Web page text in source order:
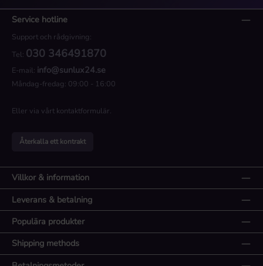
Service hotline
Support och rådgivning:
Tel: 030 346491870
E-mail: info@sunlux24.se
Måndag-fredag: 09:00 - 16:00
Eller via vårt kontaktformulär.
Återkalla ett kontrakt
Villkor & information
Leverans & betalning
Populära produkter
Shipping methods